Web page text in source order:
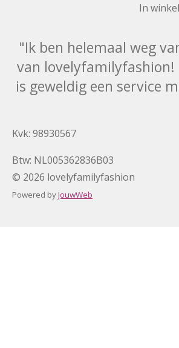
In
"Ik ben helemaal weg
van lovelyfamilyfashion!
is geweldig een service
Kvk: 98930567
Btw: NL005362836B03
© 2026 lovelyfamilyfashion
Powered byJouwWeb